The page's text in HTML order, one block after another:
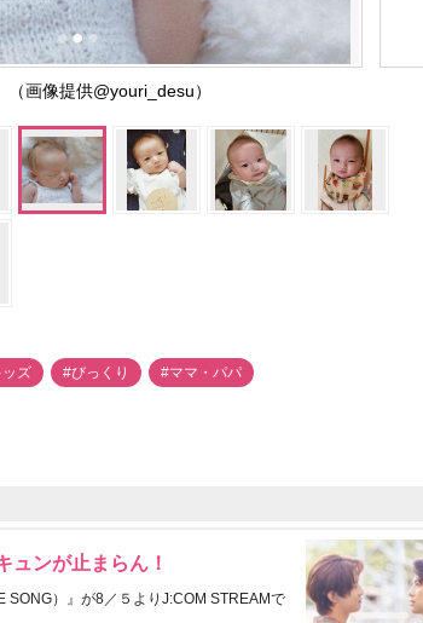
（画像提供@youri_desu）
ズ #びっくり #ママ・パパ
ュンが止まらん！
SONG）』が8／５よりJ:COM STREAMで